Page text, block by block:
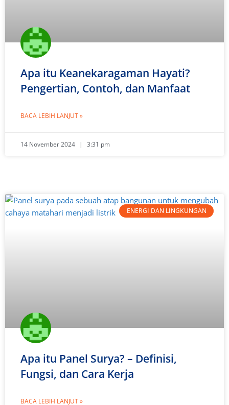
Apa itu Keanekaragaman Hayati?
Pengertian, Contoh, dan Manfaat
BACA LEBIH LANJUT »
14 November 2024 3:31 pm
ENERGI DAN LINGKUNGAN
Apa itu Panel Surya? – Definisi,
Fungsi, dan Cara Kerja
BACA LEBIH LANJUT »